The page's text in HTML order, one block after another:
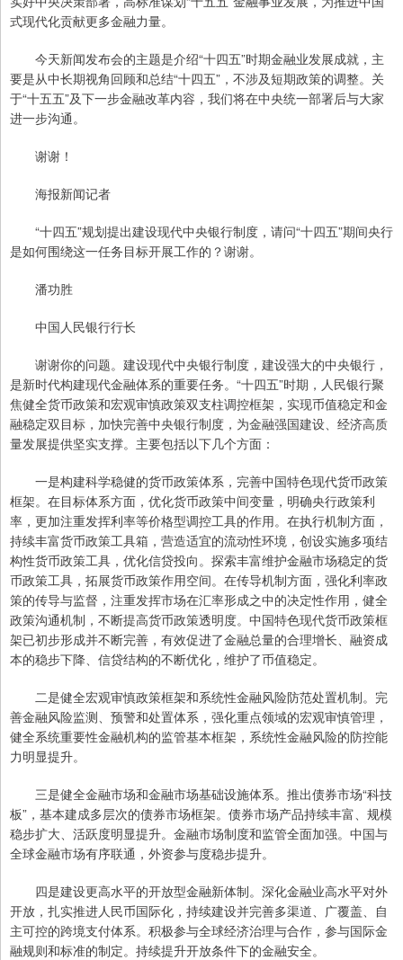
式现代化贡献更多金融力量。
今天新闻发布会的主题是介绍“十四五”时期金融业发展成就，主
要是从中长期视角回顾和总结“十四五”，不涉及短期政策的调整。关
于“十五五”及下一步金融改革内容，我们将在中央统一部署后与大家
进一步沟通。
谢谢！
海报新闻记者
“十四五”规划提出建设现代中央银行制度，请问“十四五”期间央行
是如何围绕这一任务目标开展工作的？谢谢。
潘功胜
中国人民银行行长
谢谢你的问题。建设现代中央银行制度，建设强大的中央银行，
是新时代构建现代金融体系的重要任务。“十四五”时期，人民银行聚
焦健全货币政策和宏观审慎政策双支柱调控框架，实现币值稳定和金
融稳定双目标，加快完善中央银行制度，为金融强国建设、经济高质
量发展提供坚实支撑。主要包括以下几个方面：
一是构建科学稳健的货币政策体系，完善中国特色现代货币政策
框架。在目标体系方面，优化货币政策中间变量，明确央行政策利
率，更加注重发挥利率等价格型调控工具的作用。在执行机制方面，
持续丰富货币政策工具箱，营造适宜的流动性环境，创设实施多项结
构性货币政策工具，优化信贷投向。探索丰富维护金融市场稳定的货
币政策工具，拓展货币政策作用空间。在传导机制方面，强化利率政
策的传导与监督，注重发挥市场在汇率形成之中的决定性作用，健全
政策沟通机制，不断提高货币政策透明度。中国特色现代货币政策框
架已初步形成并不断完善，有效促进了金融总量的合理增长、融资成
本的稳步下降、信贷结构的不断优化，维护了币值稳定。
二是健全宏观审慎政策框架和系统性金融风险防范处置机制。完
善金融风险监测、预警和处置体系，强化重点领域的宏观审慎管理，
健全系统重要性金融机构的监管基本框架，系统性金融风险的防控能
力明显提升。
三是健全金融市场和金融市场基础设施体系。推出债券市场“科技
板”，基本建成多层次的债券市场框架。债券市场产品持续丰富、规模
稳步扩大、活跃度明显提升。金融市场制度和监管全面加强。中国与
全球金融市场有序联通，外资参与度稳步提升。
四是建设更高水平的开放型金融新体制。深化金融业高水平对外
开放，扎实推进人民币国际化，持续建设并完善多渠道、广覆盖、自
主可控的跨境支付体系。积极参与全球经济治理与合作，参与国际金
融规则和标准的制定。持续提升开放条件下的金融安全。